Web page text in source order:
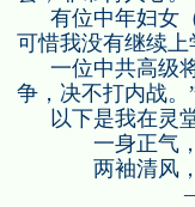
有位中年妇女
可惜我没有继续
一位中共高级
争，决不打内战。
以下是我在灵
一身正气
两袖清风，